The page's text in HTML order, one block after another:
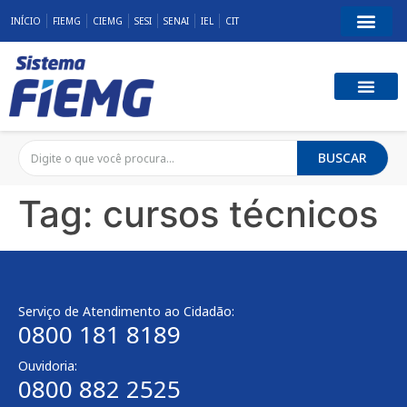
INÍCIO FIEMG CIEMG SESI SENAI IEL CIT
BUSCAR
Tag: cursos técnicos
Serviço de Atendimento ao Cidadão:
0800 181 8189
Ouvidoria:
0800 882 2525​